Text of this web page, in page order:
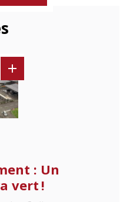
: Un
vert !